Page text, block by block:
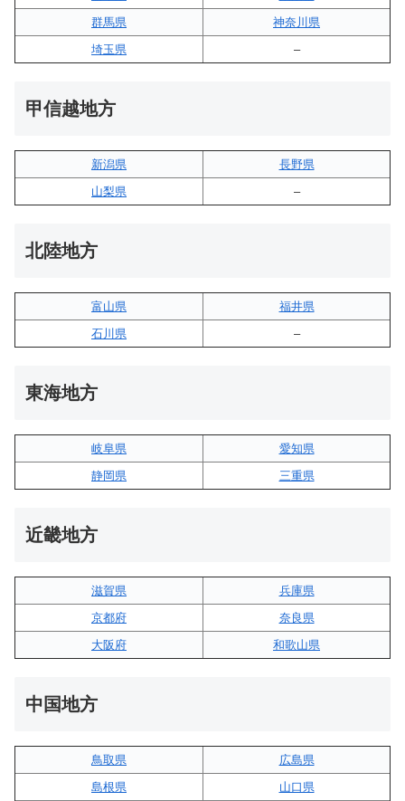
群馬県
神奈川県
埼玉県
–
甲信越地方
新潟県
長野県
山梨県
–
北陸地方
富山県
福井県
石川県
–
東海地方
岐阜県
愛知県
静岡県
三重県
近畿地方
滋賀県
兵庫県
京都府
奈良県
大阪府
和歌山県
中国地方
鳥取県
広島県
島根県
山口県